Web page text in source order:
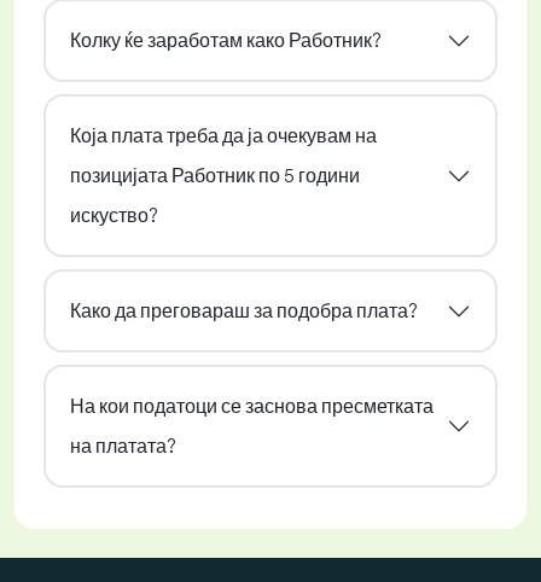
Колку ќе заработам како Работник?
Која плата треба да ја очекувам на
позицијата Работник по 5 години
искуство?
Како да преговараш за подобра плата?
На кои податоци се заснова пресметката
на платата?